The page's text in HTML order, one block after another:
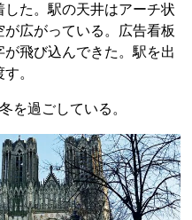
た。駅の天井はアーチ状
広がっている。広告看板
飛び込んできた。駅を出
。
を過ごしている。